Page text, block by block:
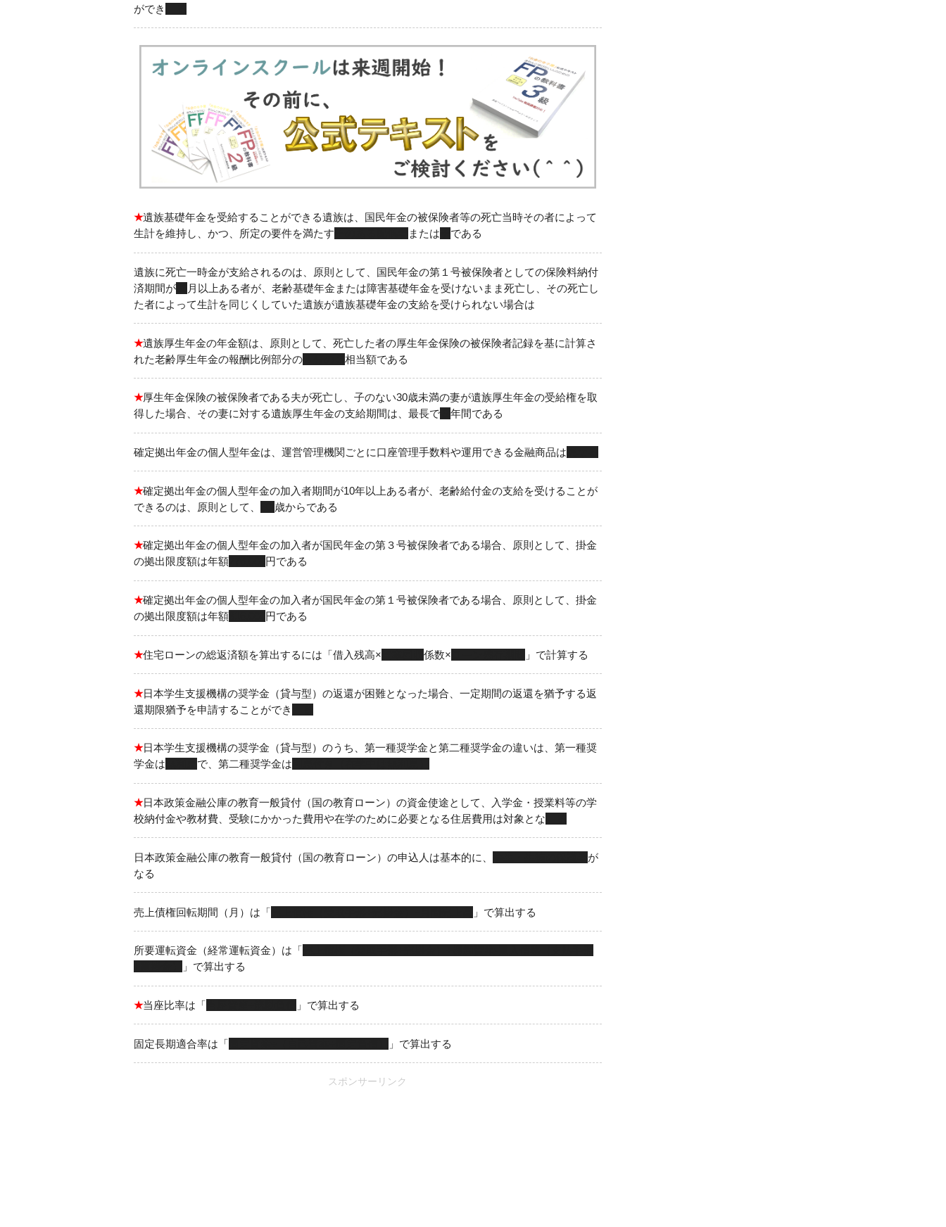
ができ
★遺族基礎年金を受給することができる遺族は、国民年金の被保険者等の死亡当時その者によって
生計を維持し、かつ、所定の要件を満たす
または である
遺族に死亡一時金が支給されるのは、原則として、国民年金の第１号被保険者としての保険料納付
済期間が36
月以上ある者が、老齢基礎年金または障害基礎年金を受けないまま死亡し、その死亡し
た者によって生計を同じくしていた遺族が遺族基礎年金の支給を受けられない場合は
★遺族厚生年金の年金額は、原則として、死亡した者の厚生年金保険の被保険者記録を基に計算さ
れた老齢厚生年金の報酬比例部分の４分の３ 相当額である
★厚生年金保険の被保険者である夫が死亡し、子のない30歳未満の妻が遺族厚生年金の受給権を取
得した場合、その妻に対する遺族厚生年金の支給期間は、最長で５ 年間である
確定拠出年金の個人型年金は、運営管理機関ごとに口座管理手数料や運用できる金融商品は
★確定拠出年金の個人型年金の加入者期間が10年以上ある者が、老齢給付金の支給を受けることが
できるのは、原則として、
歳からである
★確定拠出年金の個人型年金の加入者が国民年金の第３号被保険者である場合、原則として、掛金
の拠出限度額は年額276,000 円である
★確定拠出年金の個人型年金の加入者が国民年金の第１号被保険者である場合、原則として、掛金
の拠出限度額は年額816,000 円である
★住宅ローンの総返済額を算出するには「借入残高× 係数× 」で計算する
★日本学生支援機構の奨学金（貸与型）の返還が困難となった場合、一定期間の返還を猶予する返
還期限猶予を申請することができ
★日本学生支援機構の奨学金（貸与型）のうち、第一種奨学金と第二種奨学金の違いは、第一種奨
学金は
で、第二種奨学金は
★日本政策金融公庫の教育一般貸付（国の教育ローン）の資金使途として、入学金・授業料等の学
校納付金や教材費、受験にかかった費用や在学のために必要となる住居費用は対象とな
日本政策金融公庫の教育一般貸付（国の教育ローン）の申込人は基本的に、
が
なる
売上債権回転期間（月）は「 」で算出する
所要運転資金（経常運転資金）は「
」で算出する
★当座比率は「 」で算出する
固定長期適合率は「 」で算出する
スポンサーリンク